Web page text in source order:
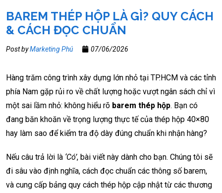
BAREM THÉP HỘP LÀ GÌ? QUY CÁCH
& CÁCH ĐỌC CHUẨN
Post byMarketing Phú 07/06/2026
Hàng trăm công trình xây dựng lớn nhỏ tại TP.HCM và các tỉnh
phía Nam gặp rủi ro về chất lượng hoặc vượt ngân sách chỉ vì
một sai lầm nhỏ: không hiểu rõ barem thép hộp. Bạn có
đang băn khoăn về trọng lượng thực tế của thép hộp 40×80
hay làm sao để kiểm tra độ dày đúng chuẩn khi nhận hàng?
Nếu câu trả lời là ‘Có’, bài viết này dành cho bạn. Chúng tôi sẽ
đi sâu vào định nghĩa, cách đọc chuẩn các thông số barem,
và cung cấp bảng quy cách thép hộp cập nhật từ các thương